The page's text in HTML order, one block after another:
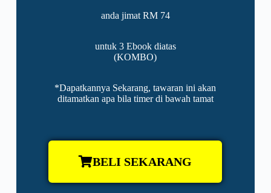
anda jimat RM 74
untuk 3 Ebook diatas
(KOMBO)
*Dapatkannya Sekarang, tawaran ini akan
ditamatkan apa bila timer di bawah tamat
BELI SEKARANG